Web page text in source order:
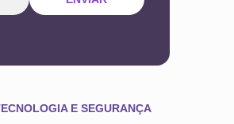
E SEGURANÇA